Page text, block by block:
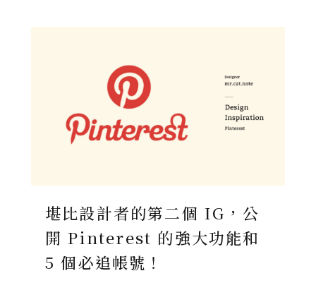
堪比設計者的第二個 IG，公
開 Pinterest 的強大功能和
5 個必追帳號！